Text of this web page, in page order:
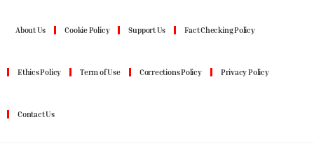
About Us Cookie Policy Support Us Fact Checking Policy
Ethics Policy Term of Use Corrections Policy Privacy Policy
Contact Us